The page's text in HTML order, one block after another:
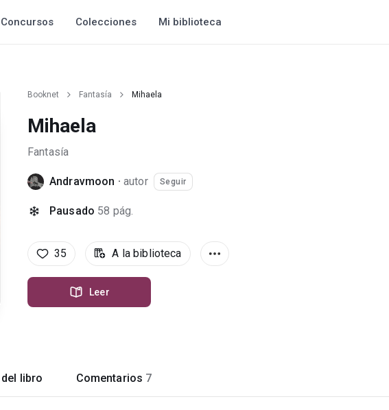
Concursos Colecciones Mi biblioteca
Booknet Fantasía Mihaela
Mihaela
Fantasía
Andravmoon · autor Seguir
Pausado 58 pág.
35 A la biblioteca
Leer
libro Comentarios 7